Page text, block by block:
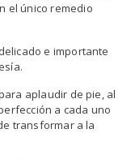
el único remedio
e importante
aplaudir de pie, al
a cada uno
transformar a la